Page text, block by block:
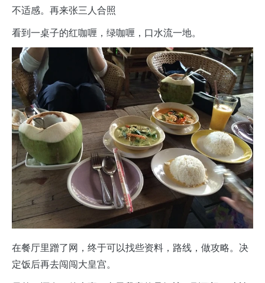
不适感。再来张三人合照
看到一桌子的红咖喱，绿咖喱，口水流一地。
在餐厅里蹭了网，终于可以找些资料，路线，做攻略。决
定饭后再去闯闯大皇宫。